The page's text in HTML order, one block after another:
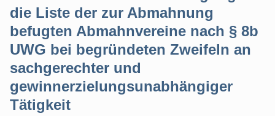
die Liste der zur Abmahnung
befugten Abmahnvereine nach § 8b
UWG bei begründeten Zweifeln an
sachgerechter und
gewinnerzielungsunabhängiger
Tätigkeit